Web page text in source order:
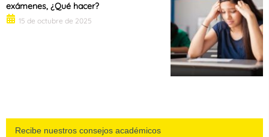
exámenes, ¿Qué hacer?
15 de octubre de 2025